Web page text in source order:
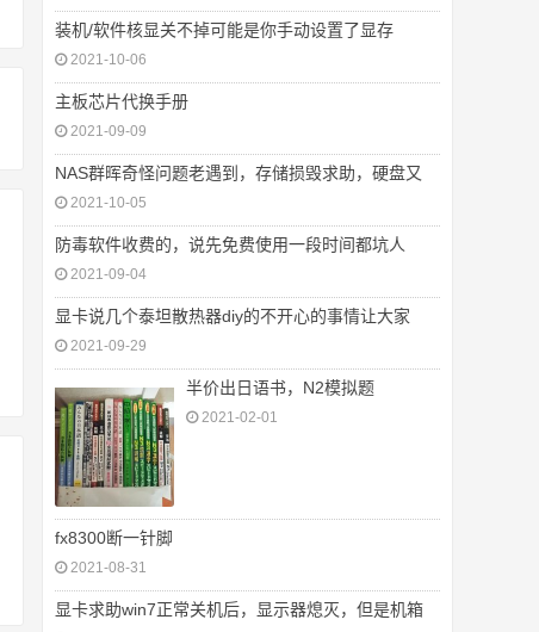
装机/软件核显关不掉可能是你手动设置了显存
2021-10-06
主板芯片代换手册
2021-09-09
NAS群晖奇怪问题老遇到，存储损毁求助，硬盘又
2021-10-05
防毒软件收费的，说先免费使用一段时间都坑人
2021-09-04
显卡说几个泰坦散热器diy的不开心的事情让大家
2021-09-29
半价出日语书，N2模拟题
2021-02-01
fx8300断一针脚
2021-08-31
显卡求助win7正常关机后，显示器熄灭，但是机箱